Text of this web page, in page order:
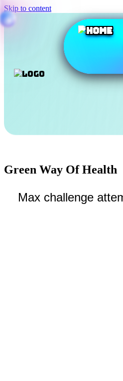
Skip to content
Green Way Of Health